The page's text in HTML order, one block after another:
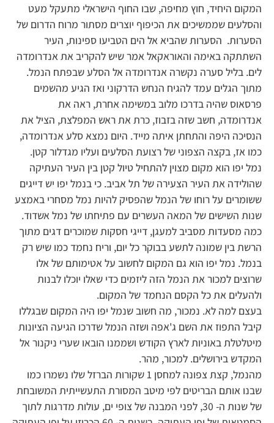
המקום היחיד, חוץ מחיפה, שבו החוף הישראלי מתעקל מעט
והסלעים שממשיכים את הכיפוף יוצרים מסתור מרוח הדרום של
הסערות. הסערות שהביא אל הים הטביעו ספינות, העיר
השתתקה באימה והאוראקאל אמר שיש להקריב את אנדרומדה
לים. בליל סערה נקשרה אנדרומדה אל הסלע שבפתח הנמל.
מתוך הגלים עמד להגיח הנחש הדרקוני ואז הגיע מהשמים
פרסאוס שהיה בדרכו מלוב במשימה אחרת, ראה את
אנדרומדה, חשב שזה בזבוז, כרת את ראש המפלצת, הציל את
הנסיכה היפה והתחתן איתה מייד. היום נמצא סלע אנדרומדה,
כמו אז, בקצה הצפוני של רצועת הסלעים ועליו מגדלור קטן.
נמל יפו הוא מקום מצוין להתחיל טיול קטן בין העיר העתיקה
שהולידה את העיר הצעירה של תל אביב. כי בנמל יפו יש דייגים
ששומרים על רוחו של הנמל שהפסיק להיות נמל מסחרי באמצע
שנות השישים של המאה העשרים עם פתיחתו של נמל אשדוד.
כמה מסעדות מסביב למעגן, דייגי חסקות שמוכרים דגים מתוך
הרשת בין שמונה לתשע בבוקר כל יום, וריח נחמד כמו שיש רק
בנמל. נמל יפו הוא גם המקום לחשוב על אטימותם של אלו
שרוצים למכור את הנמל הזה ליזמים כדי שאלו יוכלו לבנות
ולהעלים את כל הקסם הנחמד של המקום.
בעצם למה לא. נמכור, מה חשוב שנמל יפו היה המקום שבגללו
קיבל התפוז את השם ג'אפה ושזה הנמל שדרכו הגיעה הציונות
מיטלטלת באוניות לארץ הקודש ושממנו הובאו שערי ניקנור אל
המקדש בירושלים. למכור, מהר.
מהנמל, קצת צפונה למחסן 1 שקורות הברזל שלו נשמרו כמו
שבנו אותם הבריטים לפי מיטב המסורת התעשייתית המשובחת
של שנות ה- 30, לפני המבנה של צופי ים, עולות מדרגות לתוך